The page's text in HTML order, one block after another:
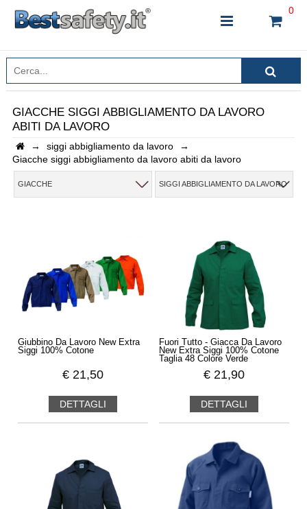
0
CERCANDO
GIACCHE SIGGI ABBIGLIAMENTO DA LAVORO
ABITI DA LAVORO
→ siggi abbigliamento da lavoro
→
Giacche siggi abbigliamento da lavoro abiti da lavoro
GIACCHE SIGGI ABBIGLIAMENTO DA LAVORO
Giubbino Da Lavoro New Extra
Siggi 100% Cotone
€ 21,50
DETTAGLI
Fuori Tutto - Giacca Da Lavoro
New Extra Siggi 100% Cotone
Taglia 48 Colore Verde
€ 21,90
DETTAGLI